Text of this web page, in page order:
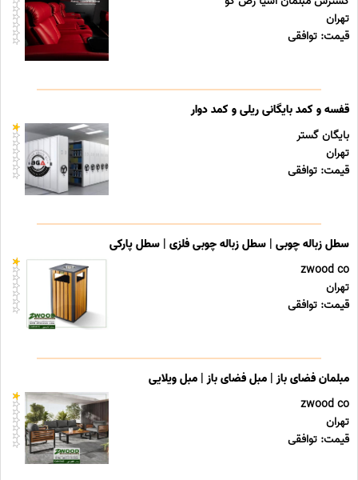
تهران
قیمت: توافقی
قفسه و کمد بایگانی ریلی و کمد دوار
بایگان گستر
تهران
قیمت: توافقی
سطل زباله چوبی | سطل زباله چوبی فلزی | سطل پارکی
zwood co
تهران
قیمت: توافقی
مبلمان فضای باز | مبل فضای باز | مبل ویلایی
zwood co
تهران
قیمت: توافقی